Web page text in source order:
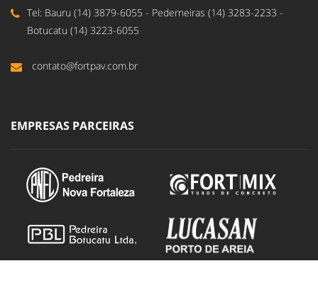
Tel: Bauru (14) 3879-6055 - Pederneiras (14) 3283-2233 -
Botucatu (14) 3223-6055
contato@fortpav.com.br
EMPRESAS PARCEIRAS